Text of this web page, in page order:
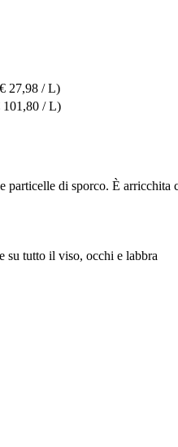
27,98 / L)
101,80 / L)
di sporco. È
su tutto il viso, occhi e labbra